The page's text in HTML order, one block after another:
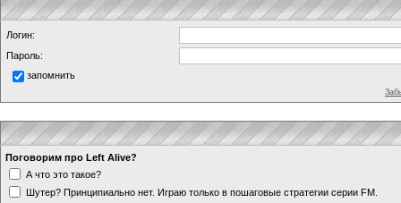
Логин:
Пароль:
запомнить
Поговорим про Left Alive?
А что это такое?
Шутер? Принципиально нет. Играю только в пошаговые стратегии серии FM.